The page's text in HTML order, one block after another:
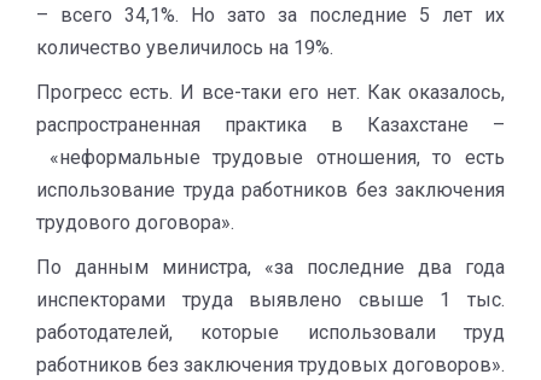
– всего 34,1%. Но зато за последние 5 лет их
количество увеличилось на 19%.
Прогресс есть. И все-таки его нет. Как оказалось,
распространенная практика в Казахстане –
«неформальные трудовые отношения, то есть
использование труда работников без заключения
трудового договора».
По данным министра, «за последние два года
инспекторами труда выявлено свыше 1 тыс.
работодателей, которые использовали труд
работников без заключения трудовых договоров».